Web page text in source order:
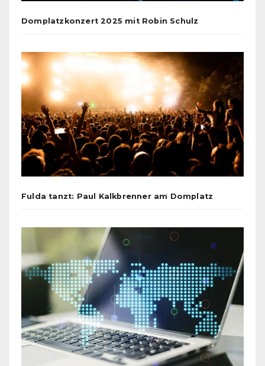
Domplatzkonzert 2025 mit Robin Schulz
Fulda tanzt: Paul Kalkbrenner am Domplatz